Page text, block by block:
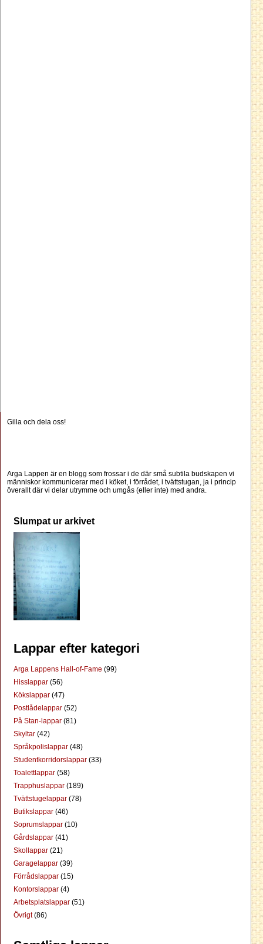
Gilla och dela oss!
Arga Lappen är en blogg som frossar i de där små subtila budskapen vi
människor kommunicerar med i köket, i förrådet, i tvättstugan, ja i princip
överallt där vi delar utrymme och umgås (eller inte) med andra.
Slumpat ur arkivet
Lappar efter kategori
Arga Lappens Hall-of-Fame (99)
Hisslappar (56)
Kökslappar (47)
Postlådelappar (52)
På Stan-lappar (81)
Skyltar (42)
Språkpolislappar (48)
Studentkorridorslappar (33)
Toalettlappar (58)
Trapphuslappar (189)
Tvättstugelappar (78)
Butikslappar (46)
Soprumslappar (10)
Gårdslappar (41)
Skollappar (21)
Garagelappar (39)
Förrådslappar (15)
Kontorslappar (4)
Arbetsplatslappar (51)
Övrigt(86)